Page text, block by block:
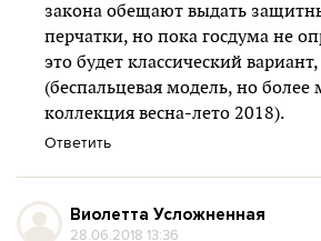
закона обещают выдать
перчатки, но пока госдума не
это будет классический
(беспальцевая модель, но более
коллекция весна-лето 2018).
Ответить
Виолетта Усложненная
28.06.2018 13:36